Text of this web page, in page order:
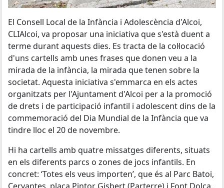
El Consell Local de la Infància i Adolescència d'Alcoi,
CLIAlcoi, va proposar una iniciativa que s'està duent a
terme durant aquests dies. Es tracta de la col·locació
d'uns cartells amb unes frases que donen veu a la
mirada de la infància, la mirada que tenen sobre la
societat. Aquesta iniciativa s'emmarca en els actes
organitzats per l'Ajuntament d'Alcoi per a la promoció
de drets i de participació infantil i adolescent dins de la
commemoració del Dia Mundial de la Infància que va
tindre lloc el 20 de novembre.
Hi ha cartells amb quatre missatges diferents, situats
en els diferents parcs o zones de jocs infantils. En
concret: ‘Totes els veus importen’, que és al Parc Batoi,